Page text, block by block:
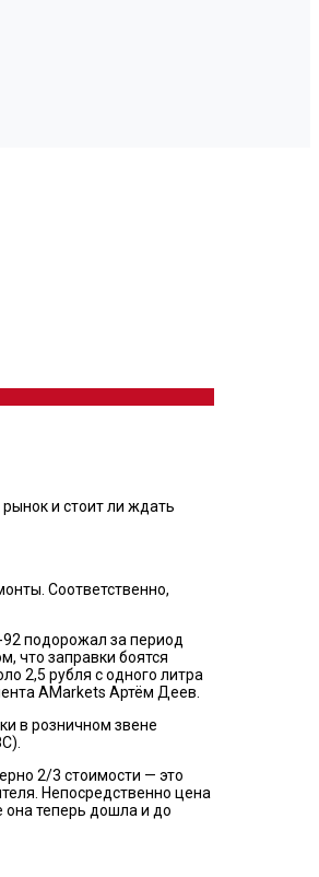
и стоит ли ждать
Соответственно,
подорожал за период
что заправки боятся
2,5 рубля с одного литра
AMarkets Артём Деев.
в розничном звене
2/3 стоимости — это
Непосредственно цена
она теперь дошла и до